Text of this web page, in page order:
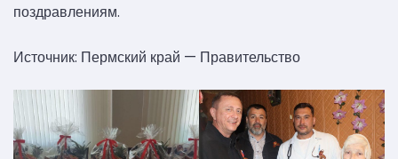
поздравлениям.
Источник: Пермский край — Правительство